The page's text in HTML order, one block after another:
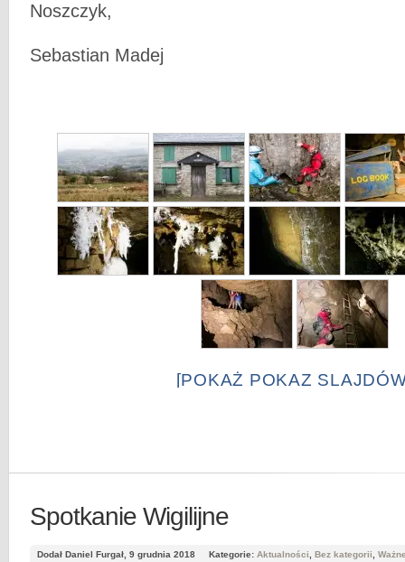
Noszczyk,
Sebastian Madej
[POKAŻ POKAZ
Spotkanie Wigilijne
Dodał Daniel Furgał, 9 grudnia 2018 Kategorie: Aktualności, Bez kategorii,